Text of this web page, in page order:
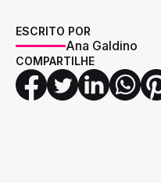
ESCRITO POR
Ana Galdino
COMPARTILHE